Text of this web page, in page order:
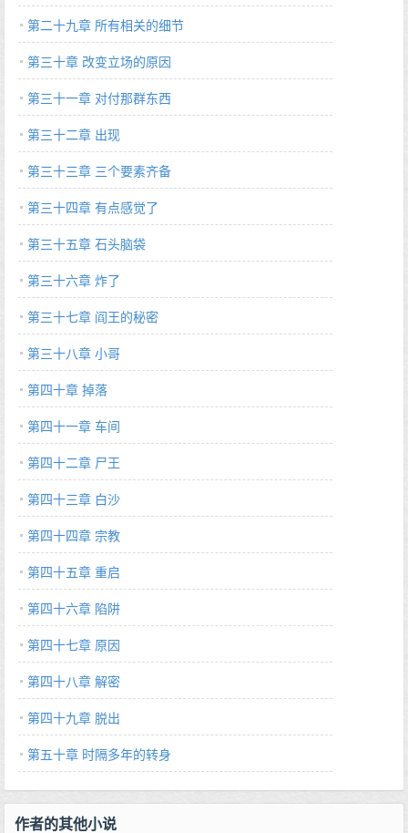
第二十九章 所有相关的细节
第三十章 改变立场的原因
第三十一章 对付那群东西
第三十二章 出现
第三十三章 三个要素齐备
第三十四章 有点感觉了
第三十五章 石头脑袋
第三十六章 炸了
第三十七章 阎王的秘密
第三十八章 小哥
第四十章 掉落
第四十一章 车间
第四十二章 尸王
第四十三章 白沙
第四十四章 宗教
第四十五章 重启
第四十六章 陷阱
第四十七章 原因
第四十八章 解密
第四十九章 脱出
第五十章 时隔多年的转身
作者的其他小说